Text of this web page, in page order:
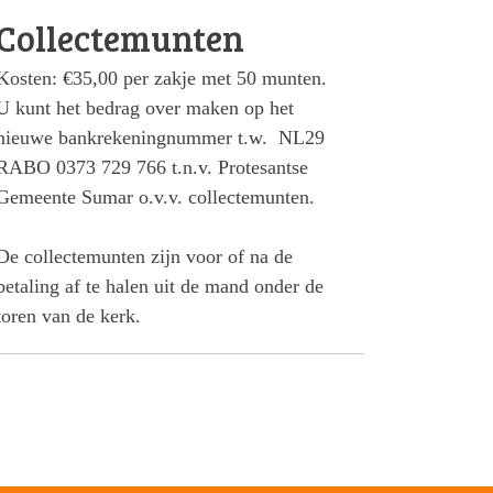
€35,00 per zakje met 50 munten.
kunt het bedrag over maken op het
bankrekeningnummer t.w. NL29
0373 729 766 t.n.v. Protesantse
Sumar o.v.v. collectemunten.
collectemunten zijn voor of na de
af te halen uit de mand onder de
van de kerk.